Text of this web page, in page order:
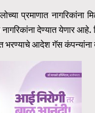
प्रमाणात नागरिकांना
देण्यात येणार
भरण्याचे आदेश गॅस